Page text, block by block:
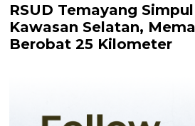
RSUD Temayang
Kawasan Selatan,
Berobat 25 Kilometer